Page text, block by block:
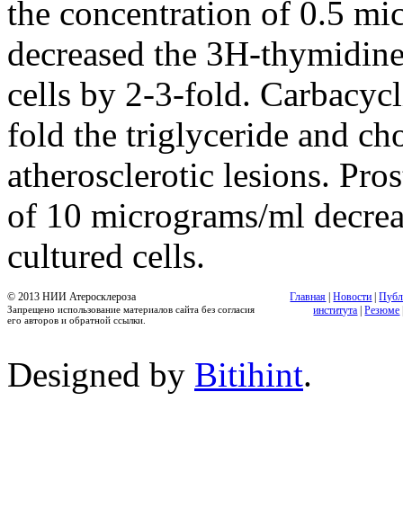
the concentration of 0.5
decreased the 3H-
cells by 2-3-fold.
fold the triglyceride and
atherosclerotic lesions.
of 10 micrograms/ml
cultured cells.
© 2013 НИИ Атеросклероза
Запрещено использование материалов сайта без согласия
его авторов и обратной ссылки.
Главная |Новости |
института |Резюме
Designed by Bitihint.